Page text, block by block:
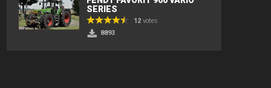
SERIES
12 votes
8893